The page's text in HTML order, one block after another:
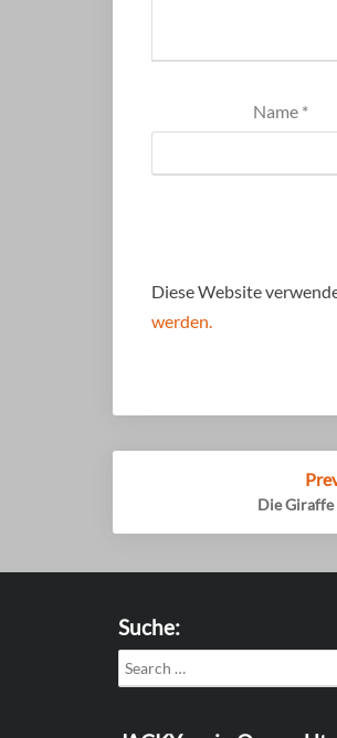
Name *
Diese Website
werden.
Post
navigation
Die
Suche:
Search
for: